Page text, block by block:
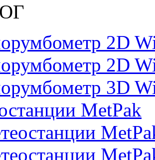
2D
2D
3D
MetPak